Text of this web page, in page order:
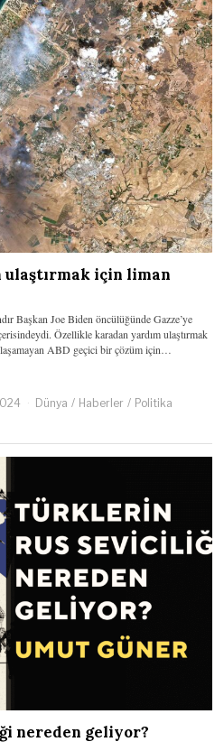
ulaştırmak için liman
Başkan Joe Biden öncülüğünde Gazze’ye
Özellikle karadan yardım ulaştırmak
ABD geçici bir çözüm için…
Dünya / Haberler / Politika
nereden geliyor?